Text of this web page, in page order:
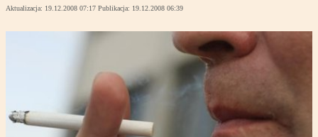
Aktualizacja: 19.12.2008 07:17 Publikacja: 19.12.2008 06:39